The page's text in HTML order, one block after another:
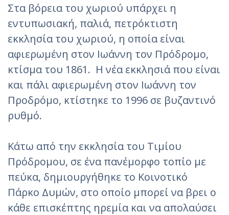
Στα βόρεια του χωριού υπάρχει η
εντυπωσιακή, παλιά, πετρόκτιστη
εκκλησία του χωριού, η οποία είναι
αφιερωμένη στον Ιωάννη τον Πρόδρομο,
κτίσμα του 1861. H νέα εκκλησιά που είναι
και πάλι αφιερωμένη στον Ιωάννη τον
Προδρόμο, κτίστηκε το 1996 σε βυζαντινό
ρυθμό.
Κάτω από την εκκλησία του Τιμίου
Πρόδρομου, σε ένα πανέμορφο τοπίο με
πεύκα, δημιουργήθηκε το Κοινοτικό
Πάρκο Δυμών, στο οποίο μπορεί να βρει ο
κάθε επισκέπτης ηρεμία και να απολαύσει